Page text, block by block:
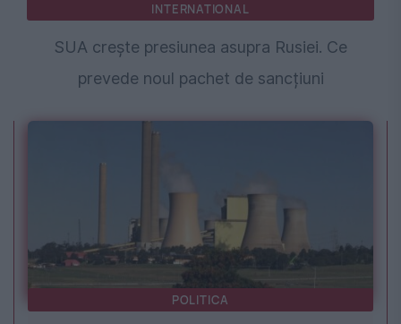
INTERNATIONAL
SUA crește presiunea asupra Rusiei. Ce
prevede noul pachet de sancțiuni
POLITICA